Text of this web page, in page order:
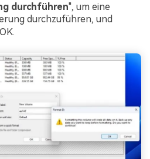
durchführen", um eine
durchzuführen, und